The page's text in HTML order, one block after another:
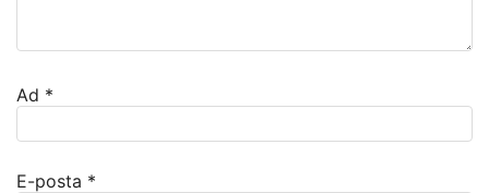
Ad *
E-posta *